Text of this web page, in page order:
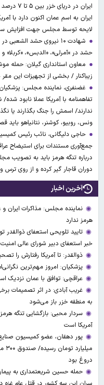
ایران به اسم عمان اکنون دارد با
لایحه توسط مجلس جهت افزایش
شهادت ۱۰ نیروی حشد
حشد در »آمرلی»، «الدبس»، «کربلا«
معاون استانداری گیلان: حمله
زیباکنار / بخشی از تجهیزات این
غضنفری، نماینده مجلس: پزشکیان
تفاهمنامه با آمریکا عملا نابود
ندارند/ اسمش را جنگ بگذارند یا
ونس، روبیو، کوشنر، نتانیاهو
حاجی دلیگانی، نائب رئیس
جمع‌آوری مستندات برای استیضاح
درباره تنگه هرمز باید به تصویب
دوران قاجار گیر کرده و از روی
آخرین اخبار
نماینده مجلس: مذاکرات ایران و
هرمز ندارد
تایید تلویحی استعفای
خبر استعفای دبیر شورای عالی
ذوالقدر: تا آمریکا رفتارش را
پزشکیان: امروز مهم‌ترین
عراقچی: توافق با عمان نزدیک است/ تکذیب
غریب آبادی: در اثر تصمیمات
به منطقه خزر باز می‌شود
سردار محبی: بازگشایی تنگه
آمریکا است
دروغ بود
حمله حسین شریعتمداری به